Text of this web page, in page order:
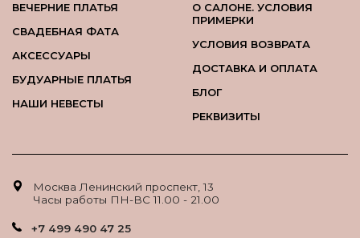
ВЕЧЕРНИЕ ПЛАТЬЯ
СВАДЕБНАЯ ФАТА
АКСЕССУАРЫ
БУДУАРНЫЕ ПЛАТЬЯ
НАШИ НЕВЕСТЫ
О САЛОНЕ. УСЛОВИЯ
ПРИМЕРКИ
УСЛОВИЯ ВОЗВРАТА
ДОСТАВКА И ОПЛАТА
БЛОГ
РЕКВИЗИТЫ
Москва Ленинский проспект, 13
Часы работы ПН-ВС 11.00 - 21.00
+7 499 490 47 25